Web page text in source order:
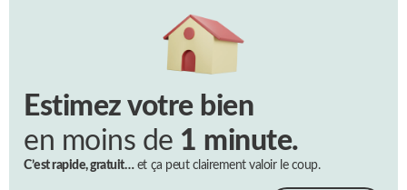
Estimez votre bien
en moins de 1 minute.
C’est rapide, gratuit…et ça peut clairement valoir le coup.